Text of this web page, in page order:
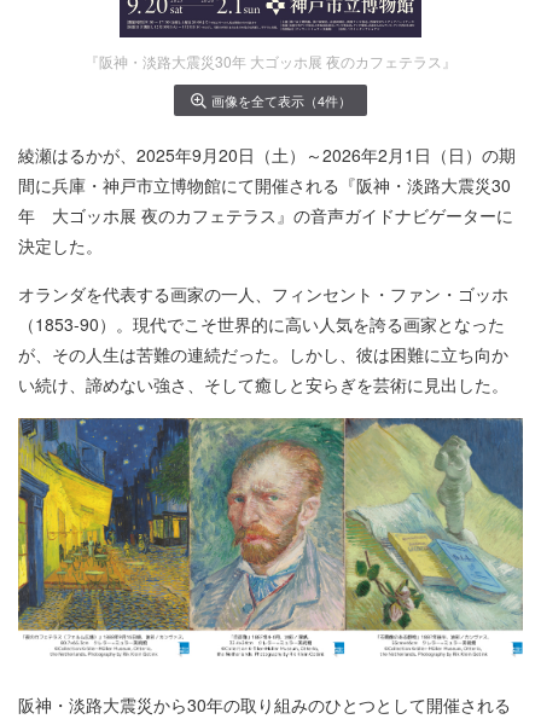
『阪神・淡路大震災30年 大ゴッホ展 夜のカフェテラス』
画像を全て表示（4件）
綾瀬はるかが、2025年9月20日（土）～2026年2月1日（日）の期
間に兵庫・神戸市立博物館にて開催される『阪神・淡路大震災30
年 大ゴッホ展 夜のカフェテラス』の音声ガイドナビゲーターに
決定した。
オランダを代表する画家の一人、フィンセント・ファン・ゴッホ
（1853-90）。現代でこそ世界的に高い人気を誇る画家となった
が、その人生は苦難の連続だった。しかし、彼は困難に立ち向か
い続け、諦めない強さ、そして癒しと安らぎを芸術に見出した。
阪神・淡路大震災から30年の取り組みのひとつとして開催される